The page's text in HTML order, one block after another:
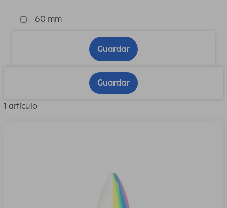
60 mm
Guardar
Guardar
1 artículo